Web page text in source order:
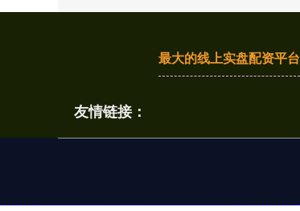
最大的线上实盘配资平台
友情链接：